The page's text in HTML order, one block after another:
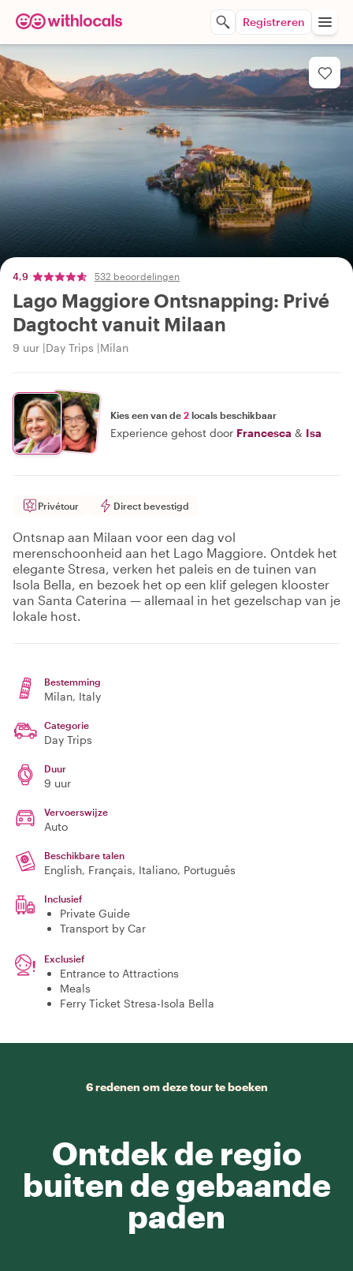
Registreren
4,9 532 beoordelingen
Lago Maggiore Ontsnapping: Privé
Dagtocht vanuit Milaan
9 uur Day Trips Milan
Kies een van de 2 locals beschikbaar
Experience gehost door Francesca & Isa
Privétour Direct bevestigd
Ontsnap aan Milaan voor een dag vol
merenschoonheid aan het Lago Maggiore. Ontdek het
elegante Stresa, verken het paleis en de tuinen van
Isola Bella, en bezoek het op een klif gelegen klooster
van Santa Caterina — allemaal in het gezelschap van je
lokale host.
Bestemming
Milan, Italy
Categorie
Day Trips
Duur
9 uur
Vervoerswijze
Auto
Beschikbare talen
English, Français, Italiano, Português
Inclusief
Private Guide
Transport by Car
Exclusief
Entrance to Attractions
Meals
Ferry Ticket Stresa-Isola Bella
6 redenen om deze tour te boeken
Ontdek de regio
buiten de gebaande
paden